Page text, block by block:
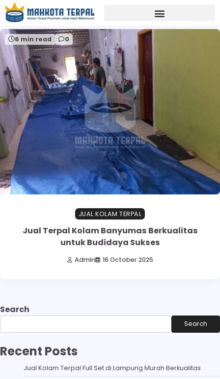
Home distributor terpal banyumas
6 min read 0
JUAL KOLAM TERPAL
Jual Terpal Kolam Banyumas Berkualitas
untuk Budidaya Sukses
Admin 16 October 2025
Search
Search
Recent Posts
Jual Kolam Terpal Full Set di Lampung Murah Berkualitas